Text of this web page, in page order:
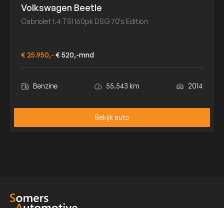
Volkswagen Beetle
Cabriolet 1.4 TSI 160pk DSG 70's Edition
€ 25.950,- € 520,-mnd
Benzine 55.543 km 2014
Bekijk auto
Bekijk auto